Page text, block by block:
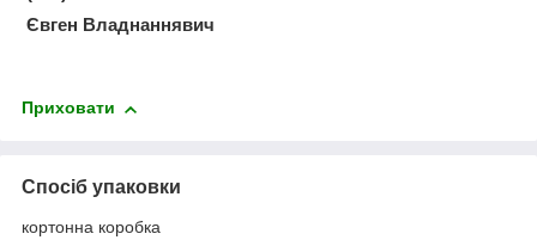
Євген Владнаннявич
Приховати
Спосіб упаковки
кортонна коробка